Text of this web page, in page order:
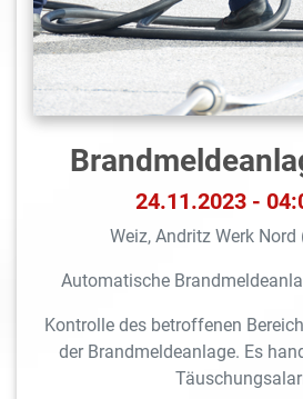
24.11.2023 -
Weiz, Andritz Werk Nord
Automatische
Kontrolle des betroffenen
der Brandmeldeanlage. Es